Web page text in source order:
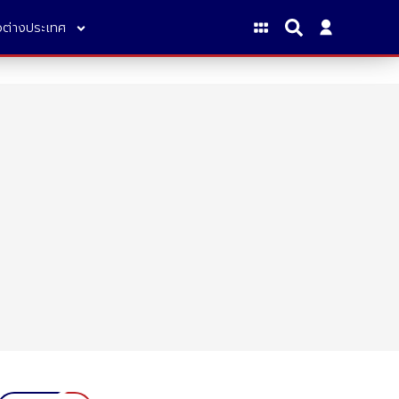
ต่างประเทศ